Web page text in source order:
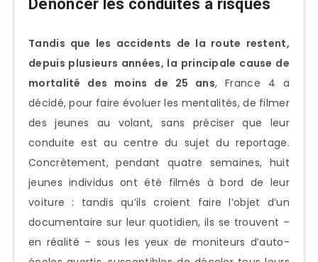
Dénoncer les conduites à risques
Tandis que les accidents de la route restent,
depuis plusieurs années, la principale cause de
mortalité des moins de 25 ans, France 4 a
décidé, pour faire évoluer les mentalités, de filmer
des jeunes au volant, sans préciser que leur
conduite est au centre du sujet du reportage.
Concrètement, pendant quatre semaines, huit
jeunes individus ont été filmés à bord de leur
voiture : tandis qu’ils croient faire l’objet d’un
documentaire sur leur quotidien, ils se trouvent –
en réalité – sous les yeux de moniteurs d’auto-